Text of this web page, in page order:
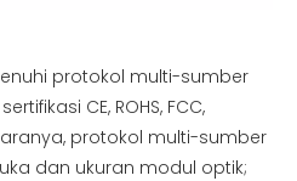
protokol multi-sumber
CE, ROHS, FCC,
protokol multi-sumber
dan ukuran modul optik;